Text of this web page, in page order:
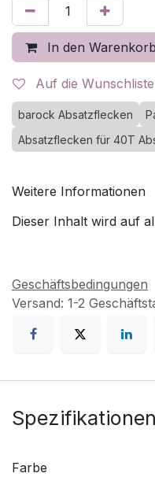
In den Warenkorb
Auf die Wunschliste
barock Absatzflecken
Absatzflecken für 40T
Weitere Informationen
Dieser Inhalt wird auf
Geschäftsbedingungen
Versand: 1-2
Spezifikationen
Farbe